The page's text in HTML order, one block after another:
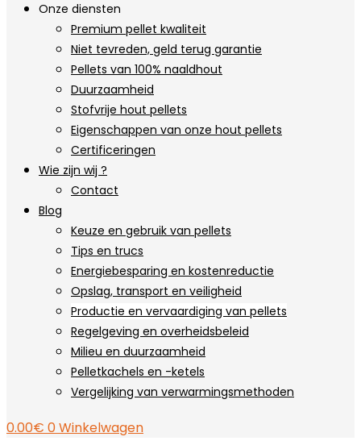
Onze diensten
Premium pellet kwaliteit
Niet tevreden, geld terug garantie
Pellets van 100% naaldhout
Duurzaamheid
Stofvrije hout pellets
Eigenschappen van onze hout pellets
Certificeringen
Wie zijn wij ?
Contact
Blog
Keuze en gebruik van pellets
Tips en trucs
Energiebesparing en kostenreductie
Opslag, transport en veiligheid
Productie en vervaardiging van pellets
Regelgeving en overheidsbeleid
Milieu en duurzaamheid
Pelletkachels en -ketels
Vergelijking van verwarmingsmethoden
0.00€ 0Winkelwagen